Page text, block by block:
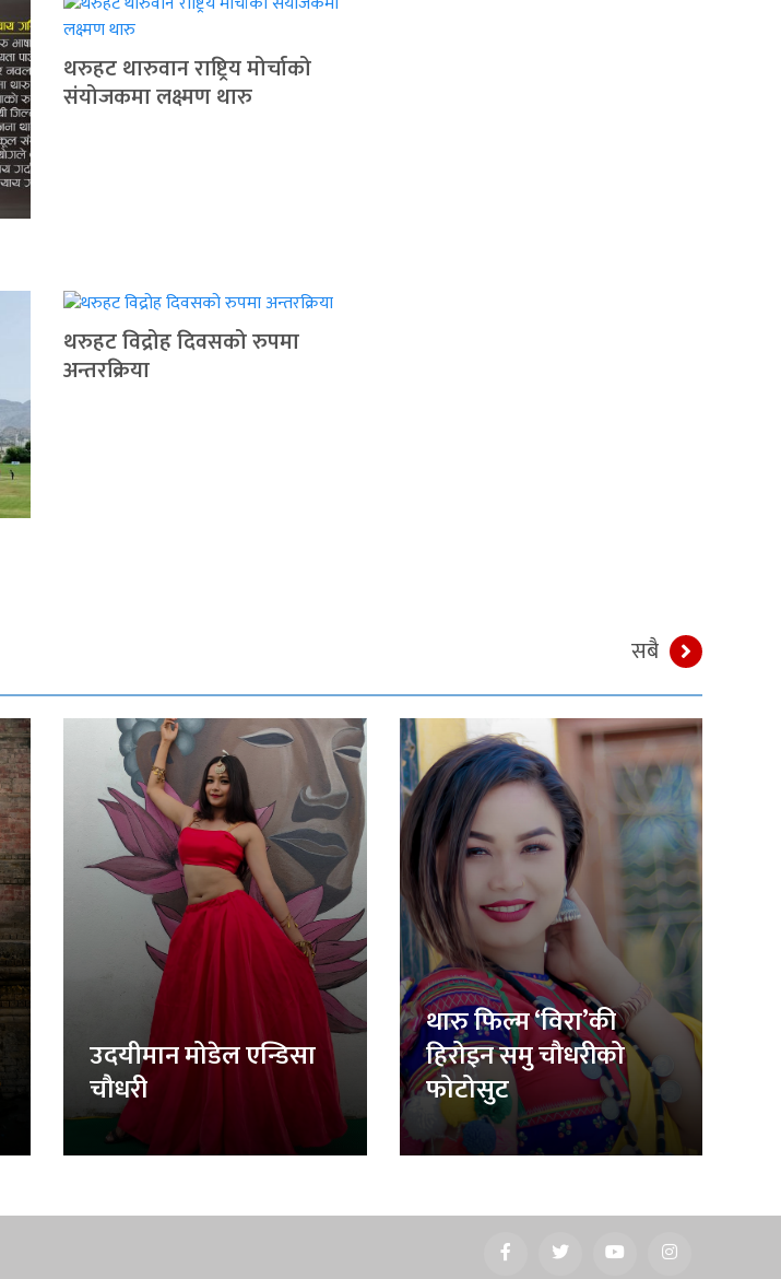
थरुहट थारुवान राष्ट्रिय मोर्चाको
संयोजकमा लक्ष्मण थारु
थरुहट विद्रोह दिवसको रुपमा
अन्तरक्रिया
सबै
उदयीमान मोडेल एन्डिसा
चौधरी
थारु फिल्म ‘विरा’की
हिरोइन समु चौधरीको
फोटोसुट